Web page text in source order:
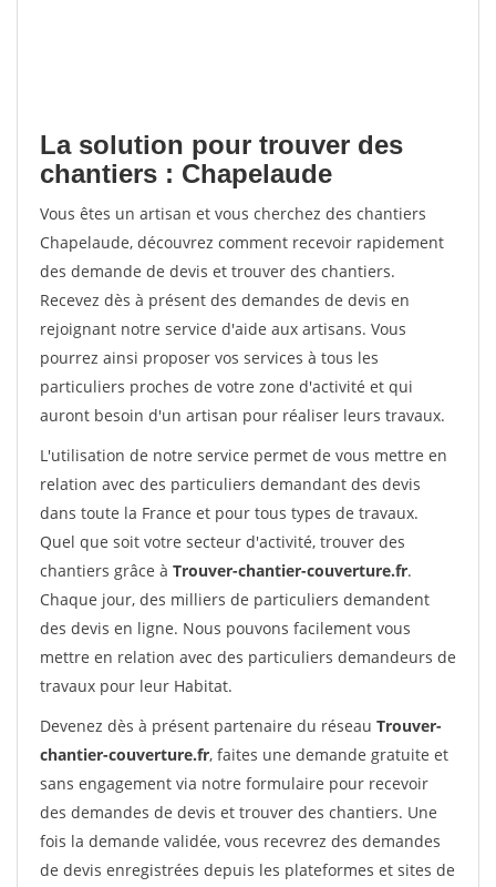
La solution pour trouver des
chantiers : Chapelaude
Vous êtes un artisan et vous cherchez des chantiers
Chapelaude, découvrez comment recevoir rapidement
des demande de devis et trouver des chantiers.
Recevez dès à présent des demandes de devis en
rejoignant notre service d'aide aux artisans. Vous
pourrez ainsi proposer vos services à tous les
particuliers proches de votre zone d'activité et qui
auront besoin d'un artisan pour réaliser leurs travaux.
L'utilisation de notre service permet de vous mettre en
relation avec des particuliers demandant des devis
dans toute la France et pour tous types de travaux.
Quel que soit votre secteur d'activité, trouver des
chantiers grâce à Trouver-chantier-couverture.fr.
Chaque jour, des milliers de particuliers demandent
des devis en ligne. Nous pouvons facilement vous
mettre en relation avec des particuliers demandeurs de
travaux pour leur Habitat.
Devenez dès à présent partenaire du réseau Trouver-
chantier-couverture.fr, faites une demande gratuite et
sans engagement via notre formulaire pour recevoir
des demandes de devis et trouver des chantiers. Une
fois la demande validée, vous recevrez des demandes
de devis enregistrées depuis les plateformes et sites de